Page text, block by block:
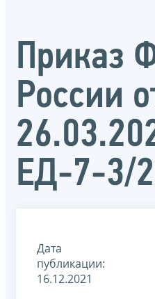
Приказ
России
ЕД-7-3/
Дата
публикации:
16.12.2021